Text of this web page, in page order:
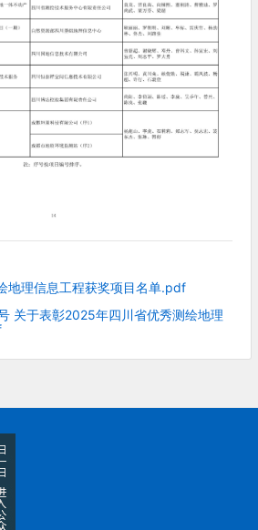
地理信息工程获奖项目名单.pdf
关于表彰2025年四川省优秀测绘地理